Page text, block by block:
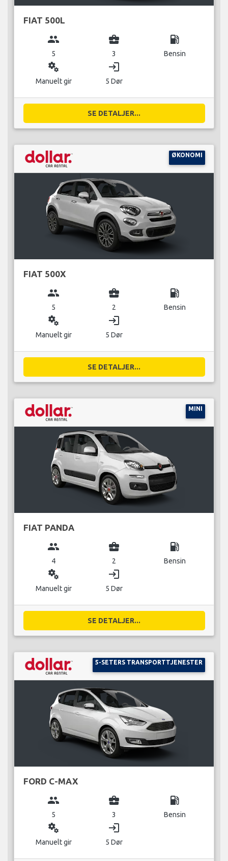
FIAT 500L
group
5
business_center
3
local_gas_station
Bensin
miscellaneous_services
Manuelt gir
login
5 Dør
SE DETALJER...
ØKONOMI
FIAT 500X
group
5
business_center
2
local_gas_station
Bensin
miscellaneous_services
Manuelt gir
login
5 Dør
SE DETALJER...
MINI
FIAT PANDA
group
4
business_center
2
local_gas_station
Bensin
miscellaneous_services
Manuelt gir
login
5 Dør
SE DETALJER...
5-SETERS TRANSPORTTJENESTER
FORD C-MAX
group
5
business_center
3
local_gas_station
Bensin
miscellaneous_services
Manuelt gir
login
5 Dør